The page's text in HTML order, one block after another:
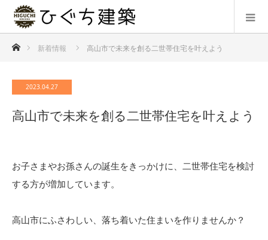
ホーム新着情報 高山市で未来を創る二世帯住宅を叶えよう
2023.04.27
高山市で未来を創る二世帯住宅を叶えよう
お子さまやお孫さんの誕生をきっかけに、二世帯住宅を検討
する方が増加しています。
高山市にふさわしい、落ち着いた住まいを作りませんか？